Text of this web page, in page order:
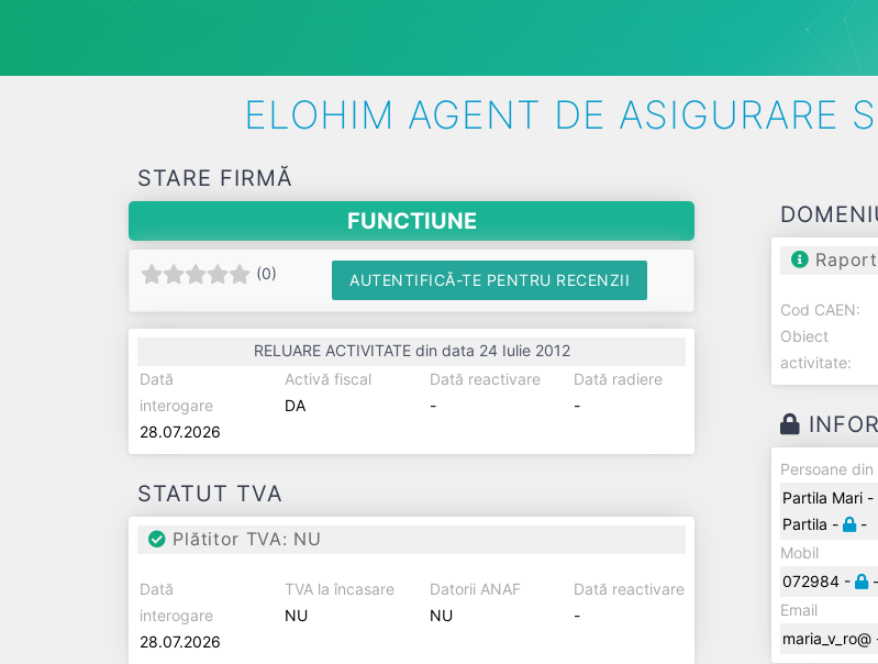
ELOHIM AGENT DE ASIGURARE
STARE FIRMĂ
FUNCTIUNE
(0) AUTENTIFICĂ-TE PENTRU RECENZII
RELUARE ACTIVITATE din data 24 Iulie 2012
Dată
interogare
28.07.2026
Activă fiscal
DA
Dată reactivare
-
Dată radiere
-
STATUT TVA
Plătitor TVA: NU
Dată
interogare
28.07.2026
TVA la încasare
NU
Datorii ANAF
NU
Dată reactivare
-
Cod CAEN:
Obiect
activitate:
Persoane
Partila Mari -
Partila -
-
Mobil
072984 -
-
Email
maria_v_ro@